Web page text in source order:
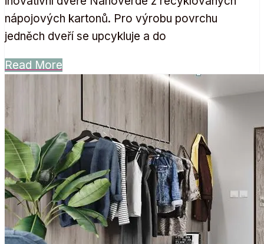
nápojových kartonů. Pro výrobu povrchu
jedněch dveří se upcykluje a do
Read More